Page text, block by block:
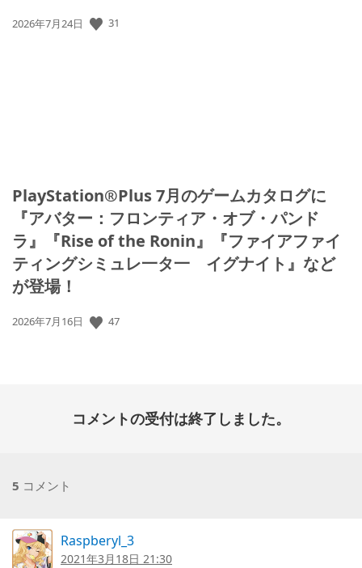
公
2026年7月24日 31
PlayStation®Plus 7月のゲームカタログに
『アバター：フロンティア・オブ・パンド
ラ』『Rise of the Ronin』『ファイアファイ
ティングシミュレ一タ一 イグナイト』など
が登場！
公
2026年7月16日 47
コメントの受付は終了しました。
5 コメント
Raspberyl_3
2021年3月18日 21:30